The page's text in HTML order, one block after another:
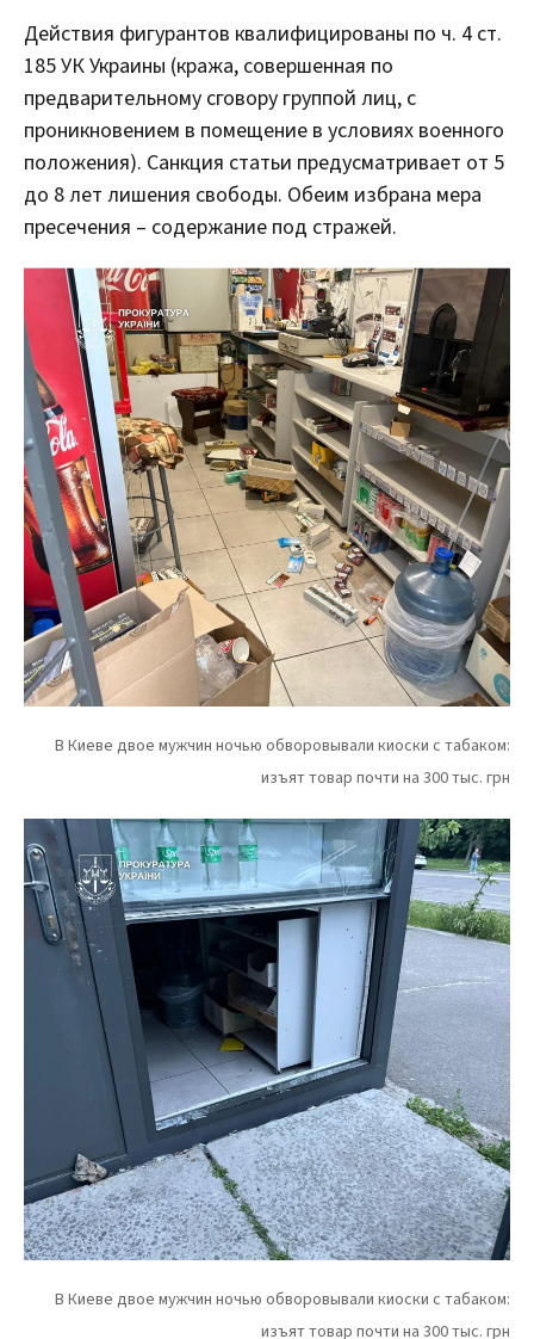
Действия фигурантов квалифицированы по ч. 4 ст.
185 УК Украины (кража, совершенная по
предварительному сговору группой лиц, с
проникновением в помещение в условиях военного
положения). Санкция статьи предусматривает от 5
до 8 лет лишения свободы. Обеим избрана мера
пресечения – содержание под стражей.